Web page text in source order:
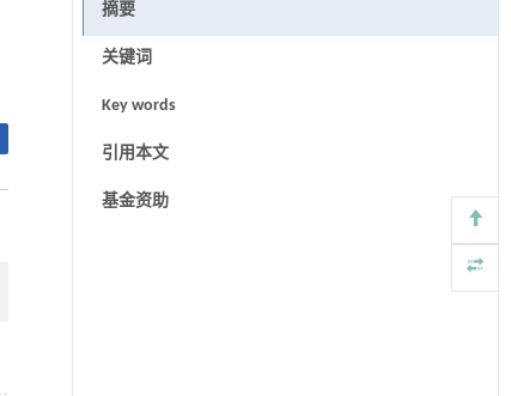
摘要
关键词
Key words
引用本文
基金资助